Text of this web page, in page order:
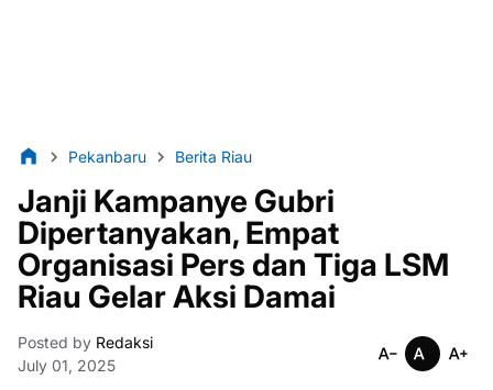
Pekanbaru Berita Riau
Janji Kampanye Gubri
Dipertanyakan, Empat
Organisasi Pers dan Tiga LSM
Riau Gelar Aksi Damai
Posted by Redaksi
July 01, 2025